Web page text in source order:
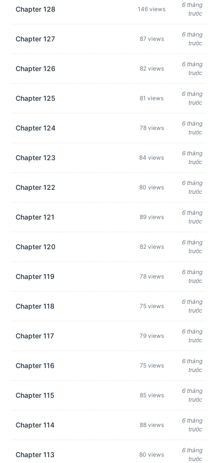
Chapter 128 146 views
6 tháng
trước
Chapter 127 87 views
6 tháng
trước
Chapter 126 82 views
6 tháng
trước
Chapter 125 81 views
6 tháng
trước
Chapter 124 78 views
6 tháng
trước
Chapter 123 84 views
6 tháng
trước
Chapter 122 80 views
6 tháng
trước
Chapter 121 89 views
6 tháng
trước
Chapter 120 82 views
6 tháng
trước
Chapter 119 78 views
6 tháng
trước
Chapter 118 75 views
6 tháng
trước
Chapter 117 79 views
6 tháng
trước
Chapter 116 75 views
6 tháng
trước
Chapter 115 85 views
6 tháng
trước
Chapter 114 88 views
6 tháng
trước
Chapter 113 80 views
6 tháng
trước